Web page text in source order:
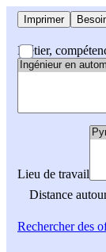
Imprimer
Métier,
Lieu de travail
Distance
Rechercherdes